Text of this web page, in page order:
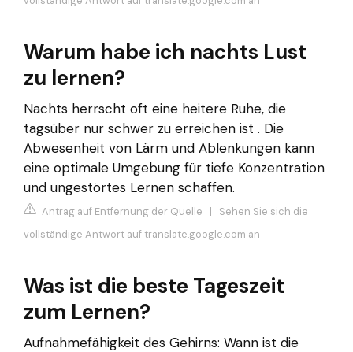
Warum habe ich nachts Lust
zu lernen?
Nachts herrscht oft eine heitere Ruhe, die
tagsüber nur schwer zu erreichen ist . Die
Abwesenheit von Lärm und Ablenkungen kann
eine optimale Umgebung für tiefe Konzentration
und ungestörtes Lernen schaffen.
Antrag auf Entfernung der Quelle | Sehen Sie sich die
vollständige Antwort auf translate.google.com an
Was ist die beste Tageszeit
zum Lernen?
Aufnahmefähigkeit des Gehirns: Wann ist die